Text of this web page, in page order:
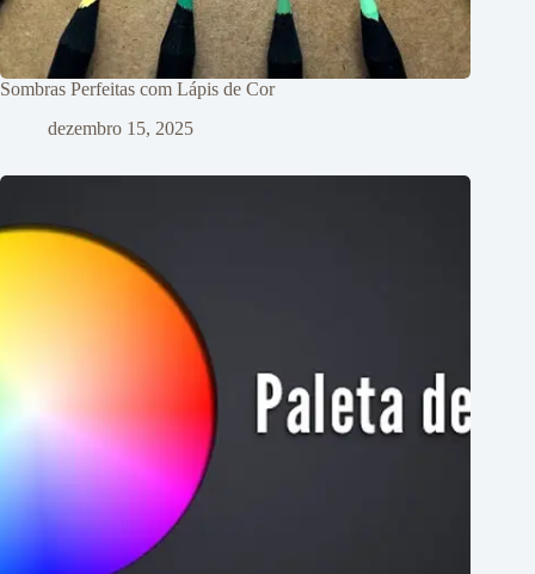
Sombras Perfeitas com Lápis de Cor
dezembro 15, 2025